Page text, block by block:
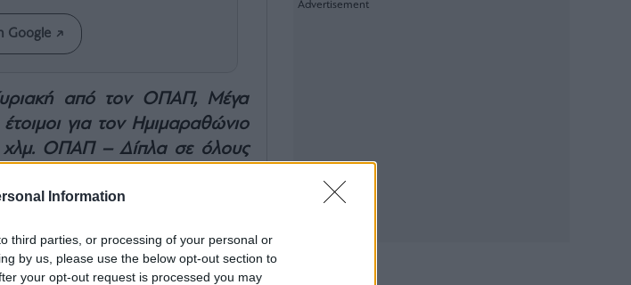
Information
third parties, or processing of your personal or
by us, please use the below opt-out section to
your opt-out request is processed you may
Google
από τον ΟΠΑΠ, Μέγα
για τον Ημιμαραθώνιο
χλμ. ΟΠΑΠ – Δίπλα σε όλους
μεγάλη δρομική γιορτή της
των ηλικιών, οι οποίοι θα